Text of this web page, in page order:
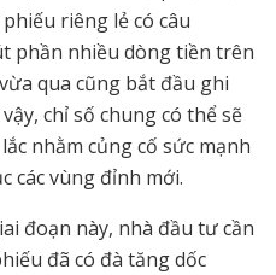
riêng lẻ có câu
phần nhiều dòng tiền trên
qua cũng bắt đầu ghi
chỉ số chung có thể sẽ
nhằm củng cố sức mạnh
các vùng đỉnh mới.
đoạn này, nhà đầu tư cần
đã có đà tăng dốc